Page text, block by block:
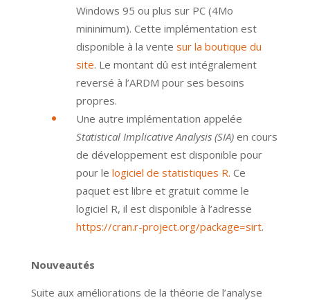
Windows 95 ou plus sur PC (4Mo
mininimum). Cette implémentation est
disponible à la vente sur la boutique du
site. Le montant dû est intégralement
reversé à l’ARDM pour ses besoins
propres.
Une autre implémentation appelée
Statistical Implicative Analysis (SIA)en cours
de développement est disponible pour
pour le logiciel de statistiques R. Ce
paquet est libre et gratuit comme le
logiciel R, il est disponible à l’adresse
https://cran.r-project.org/package=sirt.
Nouveautés
Suite aux améliorations de la théorie de l’analyse